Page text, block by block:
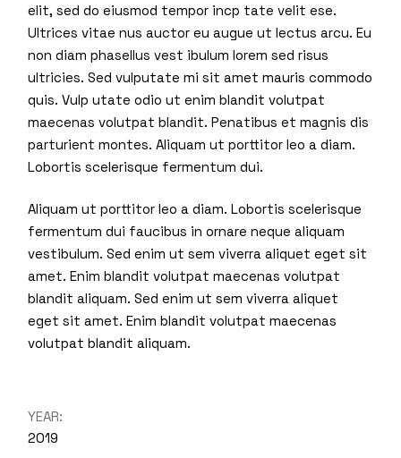
elit, sed do eiusmod tempor incp tate velit ese.
Ultrices vitae nus auctor eu augue ut lectus arcu. Eu
non diam phasellus vest ibulum lorem sed risus
ultricies. Sed vulputate mi sit amet mauris commodo
quis. Vulp utate odio ut enim blandit volutpat
maecenas volutpat blandit. Penatibus et magnis dis
parturient montes. Aliquam ut porttitor leo a diam.
Lobortis scelerisque fermentum dui.
Aliquam ut porttitor leo a diam. Lobortis scelerisque
fermentum dui faucibus in ornare neque aliquam
vestibulum. Sed enim ut sem viverra aliquet eget sit
amet. Enim blandit volutpat maecenas volutpat
blandit aliquam. Sed enim ut sem viverra aliquet
eget sit amet. Enim blandit volutpat maecenas
volutpat blandit aliquam.
YEAR:
2019